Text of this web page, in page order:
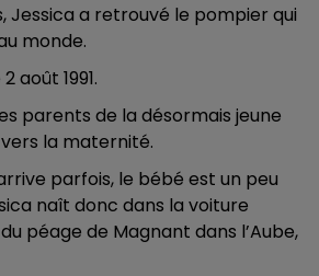
Jessica a retrouvé le pompier qui
monde.
août 1991.
parents de la désormais jeune
la maternité.
parfois, le bébé est un peu
naît donc dans la voiture
péage de Magnant dans l’Aube,